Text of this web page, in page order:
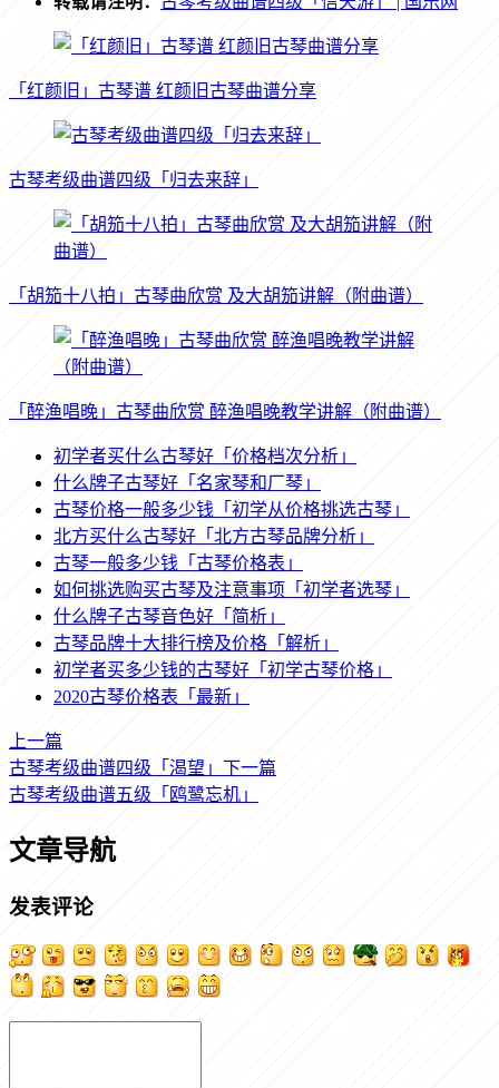
「红颜旧」古琴谱 红颜旧古琴曲谱分享
古琴考级曲谱四级「归去来辞」
「胡笳十八拍」古琴曲欣赏 及大胡笳讲解（附曲谱）
「醉渔唱晚」古琴曲欣赏 醉渔唱晚教学讲解（附曲谱）
初学者买什么古琴好「价格档次分析」
什么牌子古琴好「名家琴和厂琴」
古琴价格一般多少钱「初学从价格挑选古琴」
北方买什么古琴好「北方古琴品牌分析」
古琴一般多少钱「古琴价格表」
如何挑选购买古琴及注意事项「初学者选琴」
什么牌子古琴音色好「简析」
古琴品牌十大排行榜及价格「解析」
初学者买多少钱的古琴好「初学古琴价格」
2020古琴价格表「最新」
上一篇
古琴考级曲谱四级「渴望」 下一篇
古琴考级曲谱五级「鸥鹭忘机」
文章导航
发表评论